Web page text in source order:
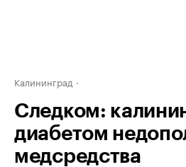
Калининград
Следком:
диабетом
медсредства